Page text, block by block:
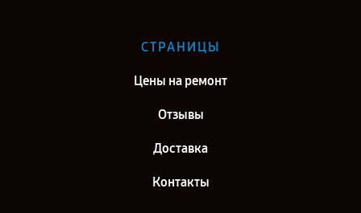
СТРАНИЦЫ
Цены на ремонт
Отзывы
Доставка
Контакты